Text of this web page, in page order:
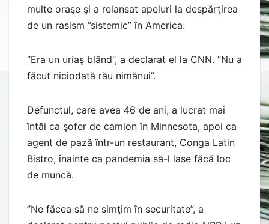
multe oraşe şi a relansat apeluri la despărţirea
de un rasism ”sistemic” în America.
”Era un uriaş blând”, a declarat el la CNN. ”Nu a
făcut niciodată rău nimănui”.
Defunctul, care avea 46 de ani, a lucrat mai
întâi ca şofer de camion în Minnesota, apoi ca
agent de pază într-un restaurant, Conga Latin
Bistro, înainte ca pandemia să-l lase făcă loc
de muncă.
”Ne făcea să ne simţim în securitate”, a